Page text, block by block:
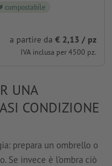
compostabile
a partire da € 2,13 / pz
IVA inclusa per 4500 pz.
UNA
CONDIZIONE
prepara un ombrello o
Se invece è l'ombra ciò